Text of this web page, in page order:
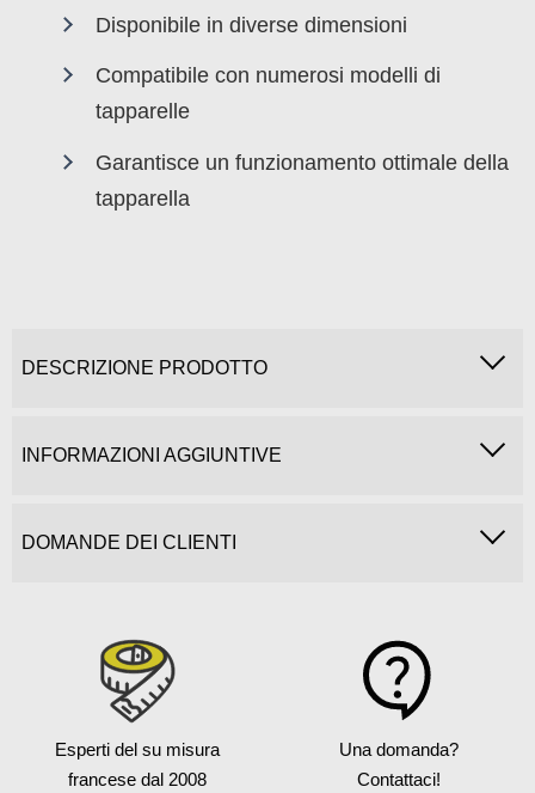
Disponibile in diverse dimensioni
Compatibile con numerosi modelli di
tapparelle
Garantisce un funzionamento ottimale della
tapparella
DESCRIZIONE PRODOTTO
INFORMAZIONI AGGIUNTIVE
DOMANDE DEI CLIENTI
Esperti del su misura
francese dal 2008
Una domanda?
Contattaci!